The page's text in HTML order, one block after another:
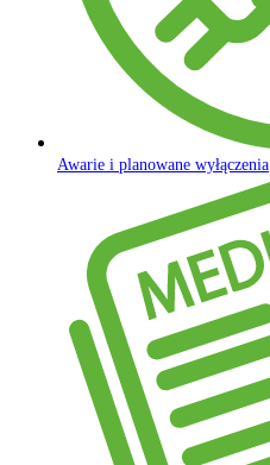
Awarie i planowane wyłączenia